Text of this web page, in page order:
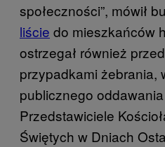
społeczności”, mówił
liście do mieszkańców
ostrzegał również
przypadkami żebrania,
publicznego
Przedstawiciele
Świętych w Dniach